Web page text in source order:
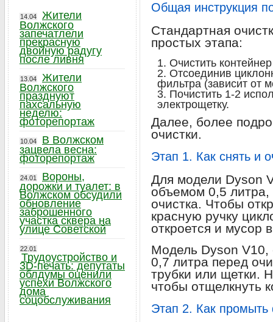
Общая инструкция
Стандартная
простых этапа:
Очистить
Отсоединив
фильтра (зависит от
Почистить 1-2
электрощетку.
Далее, более
очистки.
Этап 1. Как снять и
Для модели Dyson
объемом 0,5 литра,
очистка. Чтобы
красную ручку
откроется и мусор
Модель Dyson V10,
0,7 литра перед
трубки или щетки.
чтобы отщелкнуть
Этап 2. Как промыть
14.04
Жители
Волжского
запечатлели
прекрасную
двойную радугу
после ливня
13.04
Жители
Волжского
празднуют
пахсальную
неделю:
фоторепортаж
10.04
В Волжском
зацвела весна:
фоторепортаж
24.01
Вороны,
дорожки и туалет: в
Волжском обсудили
обновление
заброшенного
участка сквера на
улице Советской
22.01
Трудоустройство и
3D-печать: депутаты
облдумы оценили
успехи Волжского
дома
соцобслуживания